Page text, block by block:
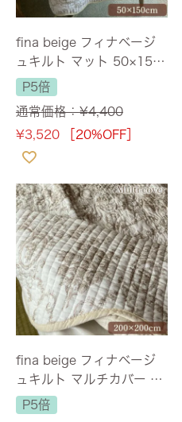
fina beige フィナベージ
ュキルト マット 50×150c
mP5倍
通常価格：¥4,400
¥3,520 ［20%OFF］
fina beige フィナベージ
ュキルト マルチカバー 20
0×200cm 【送料無料】
P5倍